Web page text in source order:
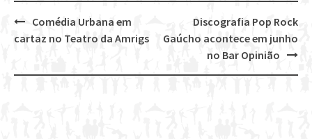
Post
Discografia Pop Rock
Gaúcho acontece em junho
no Bar Opinião
Comédia Urbana em
cartaz no Teatro da Amrigs